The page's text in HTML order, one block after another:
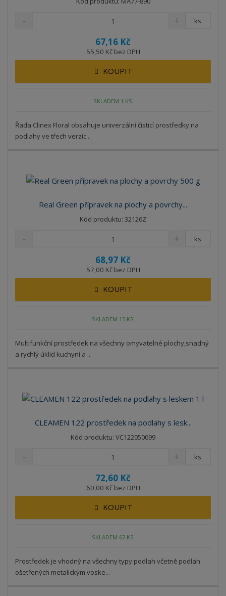
67,16 Kč
55,50 Kč bez DPH
ks
KOUPIT
SKLADEM 1 KS
Řada Clinex Floral obsahuje univerzální čisticí prostředky na
podlahy ve třech verzíc...
Real Green přípravek na plochy a povrchy...
Kód produktu: 32126Z
68,97 Kč
57,00 Kč bez DPH
ks
KOUPIT
SKLADEM 15 KS
Multifunkční prostředek na všechny omyvatelné plochy,snadný
a rychlý úklid kuchyní a ...
CLEAMEN 122 prostředek na podlahy s lesk...
Kód produktu: VC122050099
72,60 Kč
60,00 Kč bez DPH
ks
KOUPIT
SKLADEM 62 KS
Prostředek je vhodný na všechny typy podlah včetně podlah
ošetřených metalickým voske...